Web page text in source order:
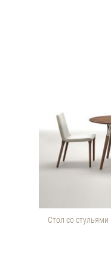
Cтол со стульями